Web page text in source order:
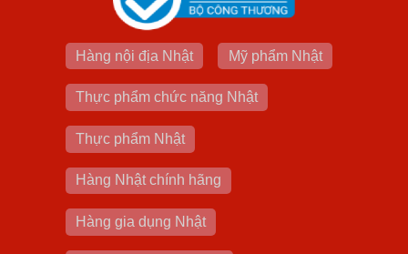
Hàng nội địa Nhật Mỹ phẩm Nhật
Thực phẩm chức năng Nhật
Thực phẩm Nhật
Hàng Nhật chính hãng
Hàng gia dụng Nhật